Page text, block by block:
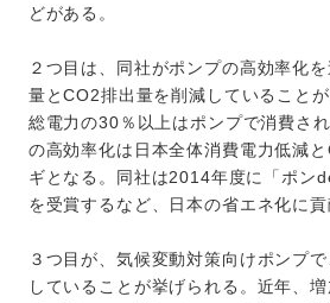
どがある。
２つ目は、同社がポンプの高効率化
量とCO2排出量を削減していること
総電力の30％以上はポンプで消費さ
の高効率化は日本全体消費電力低減
ギとなる。同社は2014年度に「ポン
を受賞するなど、日本の省エネ化に貢
３つ目が、気候変動対策向けポンプ
していることが挙げられる。近年、